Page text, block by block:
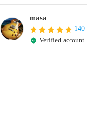
masa
140
Verified account